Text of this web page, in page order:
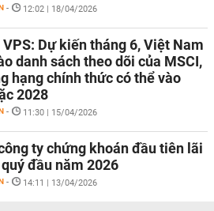
- 12:02 | 18/04/2026
Dự kiến tháng 6, Việt Nam
danh sách theo dõi của MSCI,
hạng chính thức có thể vào
2028
- 11:30 | 15/04/2026
ty chứng khoán đầu tiên lãi
đầu năm 2026
- 14:11 | 13/04/2026